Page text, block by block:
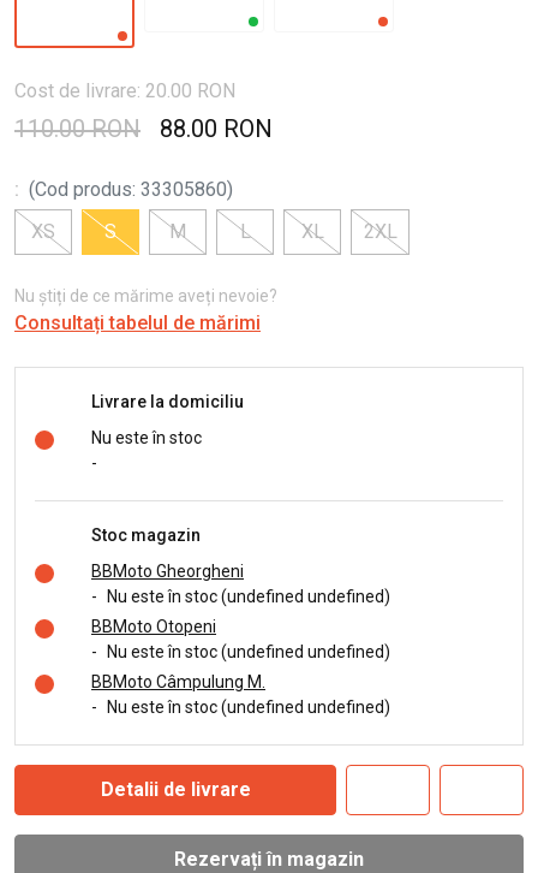
Cost de livrare: 20.00 RON
110.00 RON 88.00 RON
: (Cod produs: 33305860)
XS
S M L XL 2XL
Nu știți de ce mărime aveți nevoie?
Consultați tabelul de mărimi
Livrare la domiciliu
Nu este în stoc
-
Stoc magazin
BBMoto Gheorgheni
-
Nu este în stoc (undefined undefined)
BBMoto Otopeni
-
Nu este în stoc (undefined undefined)
BBMoto Câmpulung M.
-
Nu este în stoc (undefined undefined)
Detalii de livrare
Rezervați în magazin